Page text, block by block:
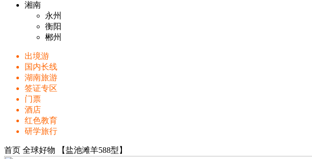
湘南
永州
衡阳
郴州
出境游
国内长线
湖南旅游
签证专区
门票
酒店
红色教育
研学旅行
首页 全球好物 【盐池滩羊588型】